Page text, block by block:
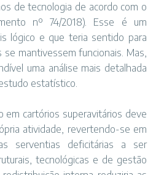
de tecnologia de acordo com o
nº 74/2018). Esse é um
lógico e que teria sentido para
mantivessem funcionais. Mas,
uma análise mais detalhada
estatístico.
em cartórios superavitários deve
atividade, revertendo-se em
serventias deficitárias a ser
tecnológicas e de gestão